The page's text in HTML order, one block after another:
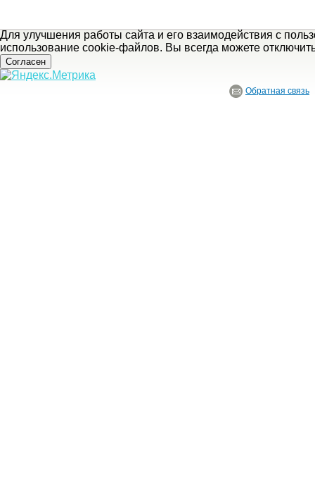
Для улучшения работы сайта и его взаимодействия с
использование cookie-файлов. Вы всегда можете
Согласен
Обратная связь